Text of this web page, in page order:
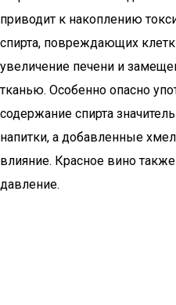
приводит к накоплению
спирта, повреждающих
увеличение печени и
тканью. Особенно опасно
содержание спирта
напитки, а добавленные
влияние. Красное вино
давление.